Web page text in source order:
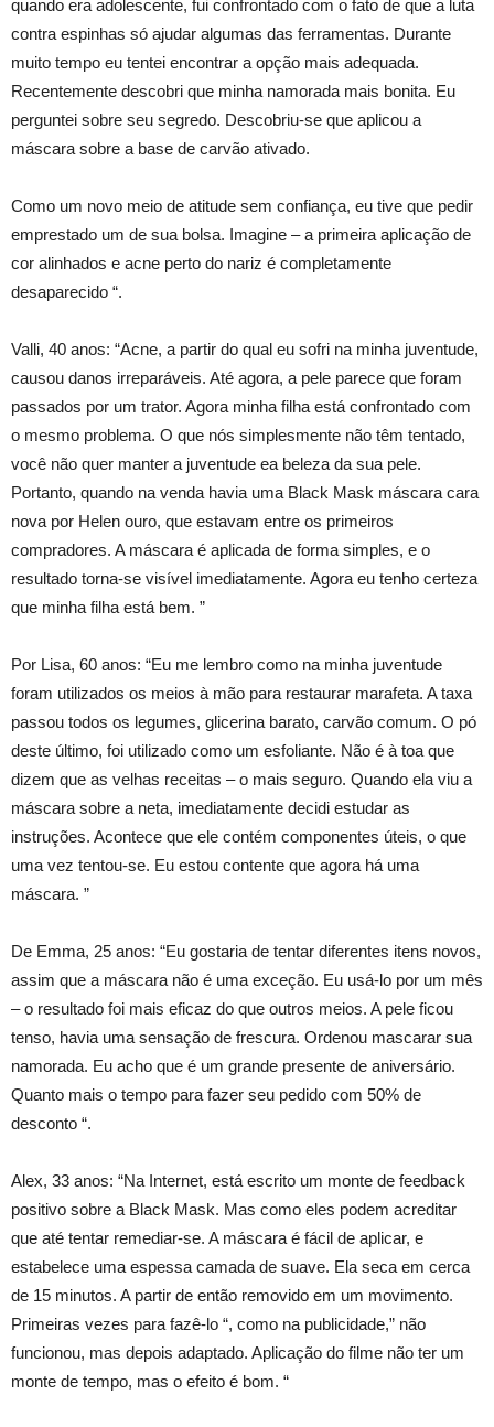
quando era adolescente, fui confrontado com o fato de que a luta
contra espinhas só ajudar algumas das ferramentas. Durante
muito tempo eu tentei encontrar a opção mais adequada.
Recentemente descobri que minha namorada mais bonita. Eu
perguntei sobre seu segredo. Descobriu-se que aplicou a
máscara sobre a base de carvão ativado.
Como um novo meio de atitude sem confiança, eu tive que pedir
emprestado um de sua bolsa. Imagine – a primeira aplicação de
cor alinhados e acne perto do nariz é completamente
desaparecido “.
Valli, 40 anos: “Acne, a partir do qual eu sofri na minha juventude,
causou danos irreparáveis. Até agora, a pele parece que foram
passados ​​por um trator. Agora minha filha está confrontado com
o mesmo problema. O que nós simplesmente não têm tentado,
você não quer manter a juventude ea beleza da sua pele.
Portanto, quando na venda havia uma Black Mask máscara cara
nova por Helen ouro, que estavam entre os primeiros
compradores. A máscara é aplicada de forma simples, e o
resultado torna-se visível imediatamente. Agora eu tenho certeza
que minha filha está bem. ”
Por Lisa, 60 anos: “Eu me lembro como na minha juventude
foram utilizados os meios à mão para restaurar marafeta. A taxa
passou todos os legumes, glicerina barato, carvão comum. O pó
deste último, foi utilizado como um esfoliante. Não é à toa que
dizem que as velhas receitas – o mais seguro. Quando ela viu a
máscara sobre a neta, imediatamente decidi estudar as
instruções. Acontece que ele contém componentes úteis, o que
uma vez tentou-se. Eu estou contente que agora há uma
máscara. ”
De Emma, ​​25 anos: “Eu gostaria de tentar diferentes itens novos,
assim que a máscara não é uma exceção. Eu usá-lo por um mês
– o resultado foi mais eficaz do que outros meios. A pele ficou
tenso, havia uma sensação de frescura. Ordenou mascarar sua
namorada. Eu acho que é um grande presente de aniversário.
Quanto mais o tempo para fazer seu pedido com 50% de
desconto “.
Alex, 33 anos: “Na Internet, está escrito um monte de feedback
positivo sobre a Black Mask. Mas como eles podem acreditar
que até tentar remediar-se. A máscara é fácil de aplicar, e
estabelece uma espessa camada de suave. Ela seca em cerca
de 15 minutos. A partir de então removido em um movimento.
Primeiras vezes para fazê-lo “, como na publicidade,” não
funcionou, mas depois adaptado. Aplicação do filme não ter um
monte de tempo, mas o efeito é bom. “